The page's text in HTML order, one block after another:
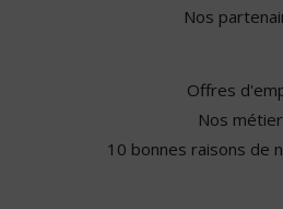
Nos
Offres
Nos
10 bonnes raisons de